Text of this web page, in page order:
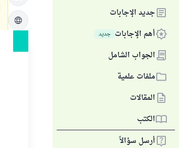
جديد الإجابات
أهم الإجابات جديد
الجواب الشامل
ملفات علمية
المقالات
الكتب
أرسل سؤالاً